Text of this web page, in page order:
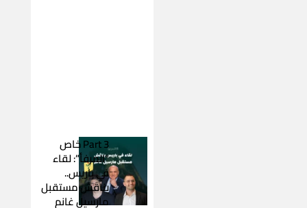
Part 3 خاص
“المرفأ”: لقاء
في باريس..
يناقش مستقبل
مارسيل غانم